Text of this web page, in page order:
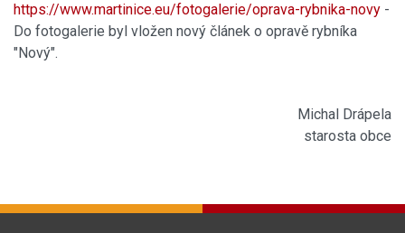
https://www.martinice.eu/fotogalerie/oprava-rybnika-novy -
Do fotogalerie byl vložen nový článek o opravě rybníka
"Nový".
Michal Drápela
starosta obce